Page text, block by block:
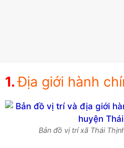
Địa giới hành
Bản đồ vị trí xã Thái